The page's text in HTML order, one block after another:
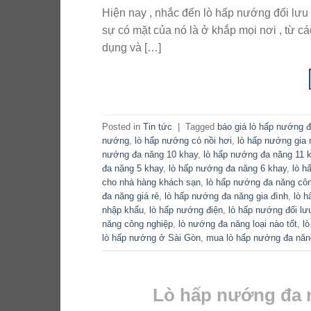
Hiện nay , nhắc đến lò hấp nướng đối
sự có mặt của nó là ở khắp mọi nơi , từ
dụng và […]
Posted in Tin tức | Tagged báo giá lò hấp nướng
nướng lò hấp nướng có nồi hơi lò hấp nướng gia
nướng đa năng 10 khay, lò hấp nướng đa năng 11
đa năng 5 khay, lò hấp nướng đa năng 6 khay, lò
cho nhà hàng khách sạn lò hấp nướng đa năng
đa năng giá rẻ lò hấp nướng đa năng gia đình lò
nhập khẩu lò hấp nướng điện lò hấp nướng đối
năng công nghiệp lò nướng đa năng loại nào tốt
lò hấp nướng ở Sài Gòn mua lò hấp nướng đa
Lò hấp nướng đa